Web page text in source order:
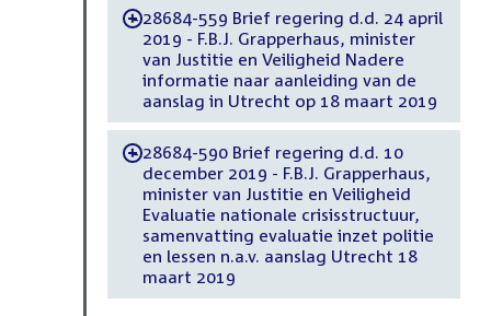
-28684-559 Brief regering d.d. 24 april
2019 - F.B.J. Grapperhaus, minister
van Justitie en Veiligheid Nadere
informatie naar aanleiding van de
aanslag in Utrecht op 18 maart 2019
-28684-590 Brief regering d.d. 10
december 2019 - F.B.J. Grapperhaus,
minister van Justitie en Veiligheid
Evaluatie nationale crisisstructuur,
samenvatting evaluatie inzet politie
en lessen n.a.v. aanslag Utrecht 18
maart 2019